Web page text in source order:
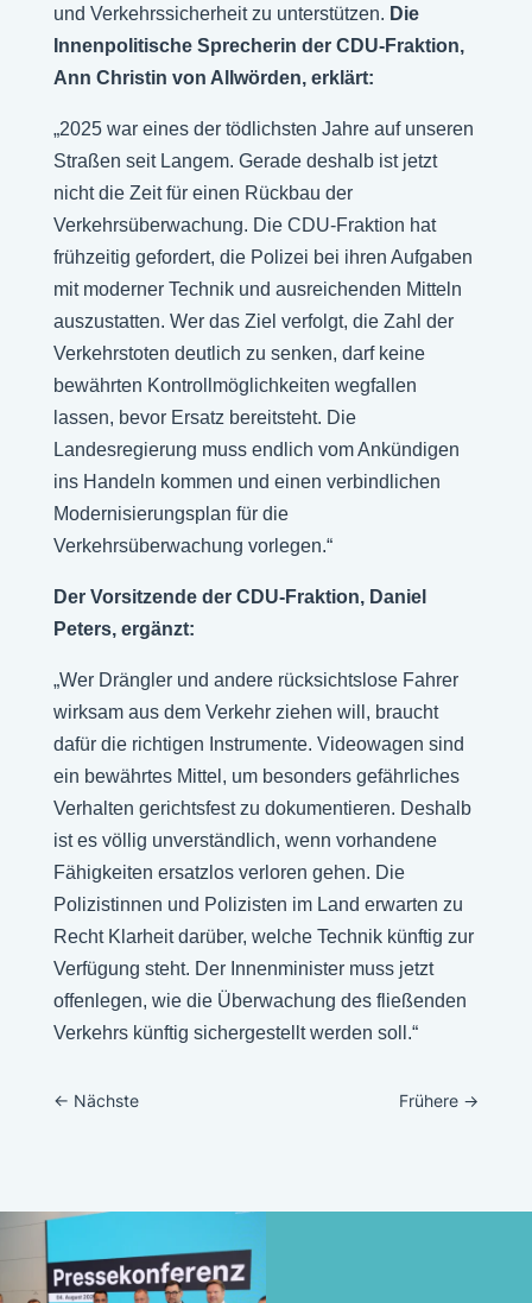
und Verkehrssicherheit zu unterstützen. Die
Innenpolitische Sprecherin der CDU-Fraktion,
Ann Christin von Allwörden, erklärt:
„2025 war eines der tödlichsten Jahre auf unseren
Straßen seit Langem. Gerade deshalb ist jetzt
nicht die Zeit für einen Rückbau der
Verkehrsüberwachung. Die CDU-Fraktion hat
frühzeitig gefordert, die Polizei bei ihren Aufgaben
mit moderner Technik und ausreichenden Mitteln
auszustatten. Wer das Ziel verfolgt, die Zahl der
Verkehrstoten deutlich zu senken, darf keine
bewährten Kontrollmöglichkeiten wegfallen
lassen, bevor Ersatz bereitsteht. Die
Landesregierung muss endlich vom Ankündigen
ins Handeln kommen und einen verbindlichen
Modernisierungsplan für die
Verkehrsüberwachung vorlegen.“
Der Vorsitzende der CDU-Fraktion, Daniel
Peters, ergänzt:
„Wer Drängler und andere rücksichtslose Fahrer
wirksam aus dem Verkehr ziehen will, braucht
dafür die richtigen Instrumente. Videowagen sind
ein bewährtes Mittel, um besonders gefährliches
Verhalten gerichtsfest zu dokumentieren. Deshalb
ist es völlig unverständlich, wenn vorhandene
Fähigkeiten ersatzlos verloren gehen. Die
Polizistinnen und Polizisten im Land erwarten zu
Recht Klarheit darüber, welche Technik künftig zur
Verfügung steht. Der Innenminister muss jetzt
offenlegen, wie die Überwachung des fließenden
Verkehrs künftig sichergestellt werden soll.“
← Nächste Frühere →